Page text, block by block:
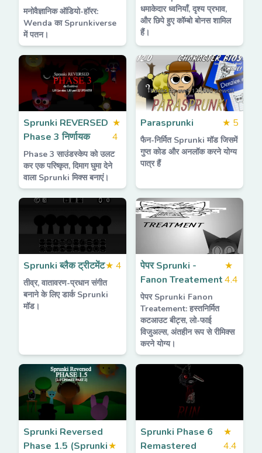
मनोवैज्ञानिक ऑडियो-हॉरर:
Wenda का Sprunkiverse
में पतन।
धमाकेदार ध्वनियाँ, दृश्य प्रभाव,
और छिपे हुए कॉम्बो बोनस शामिल
हैं।
Sprunki REVERSED
Phase 3 निर्णायक
★
4
Phase 3 साउंडस्केप को उलट
कर एक परिष्कृत, दिमाग घुमा देने
वाला Sprunki मिक्स बनाएं।
Parasprunki ★ 5
फैन-निर्मित Sprunki मॉड जिसमें
गुप्त कोड और अनलॉक करने योग्य
पात्र हैं
Sprunki ब्लैक ट्रीटमेंट★ 4
तीव्र, वातावरण-प्रधान संगीत
बनाने के लिए डार्क Sprunki
मॉड।
पेपर Sprunki -
Fanon Treatement
★
4.4
पेपर Sprunki Fanon
Treatement: हस्तनिर्मित
कटआउट बीट्स, लो-फाई
विजुअल्स, अंतहीन रूप से रीमिक्स
करने योग्य।
Sprunki Reversed
Phase 1.5 (Sprunki★
Sprunki Phase 6
Remastered
★
4.4